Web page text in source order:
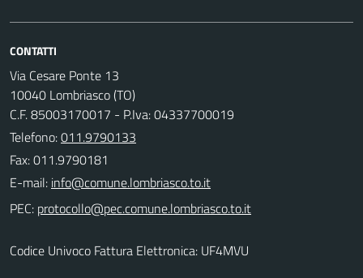
CONTATTI
Via Cesare Ponte 13
10040 Lombriasco (TO)
C.F. 85003170017 - P.Iva: 04337700019
Telefono:011.9790133
Fax: 011.9790181
E-mail:
PEC:
Codice Univoco Fattura Elettronica: UF4MVU